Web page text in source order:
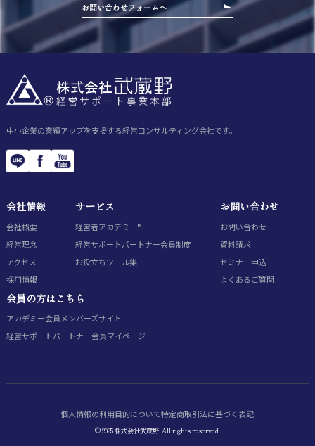
お問い合わせフォームへ
中小企業の業績アップを支援する経営コンサルティング会社です。
会社情報
会社概要
経営理念
アクセス
採用情報
サービス
経営者アカデミー®
経営サポートパートナー会員制度
お役立ちツール集
お問い合わせ
お問い合わせ
資料請求
セミナー申込
よくあるご質問
会員の方はこちら
アカデミー会員 メンバーズサイト
経営サポートパートナー会員マイページ
個人情報の利用目的について特定商取引法に基づく表記
© 2025 株式会社武蔵野. All rights reserved.